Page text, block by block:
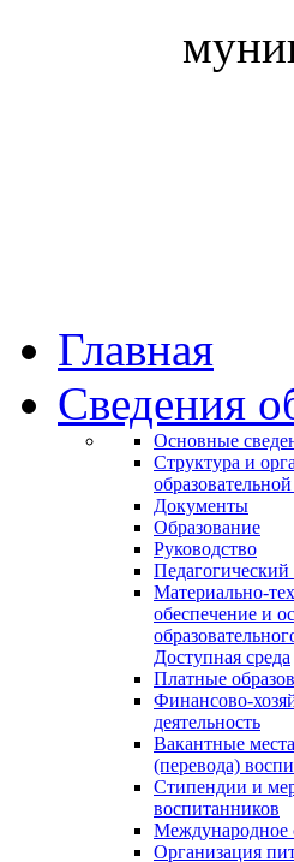
Главная
Сведения
Основные
Структура и
Документы
Образование
Руководство
Педагогический
Материально-
обеспечение и
Доступная среда
Платные
Финансово-
деятельность
Вакантные
(перевода)
Стипендии и
воспитанников
Международное
Организация